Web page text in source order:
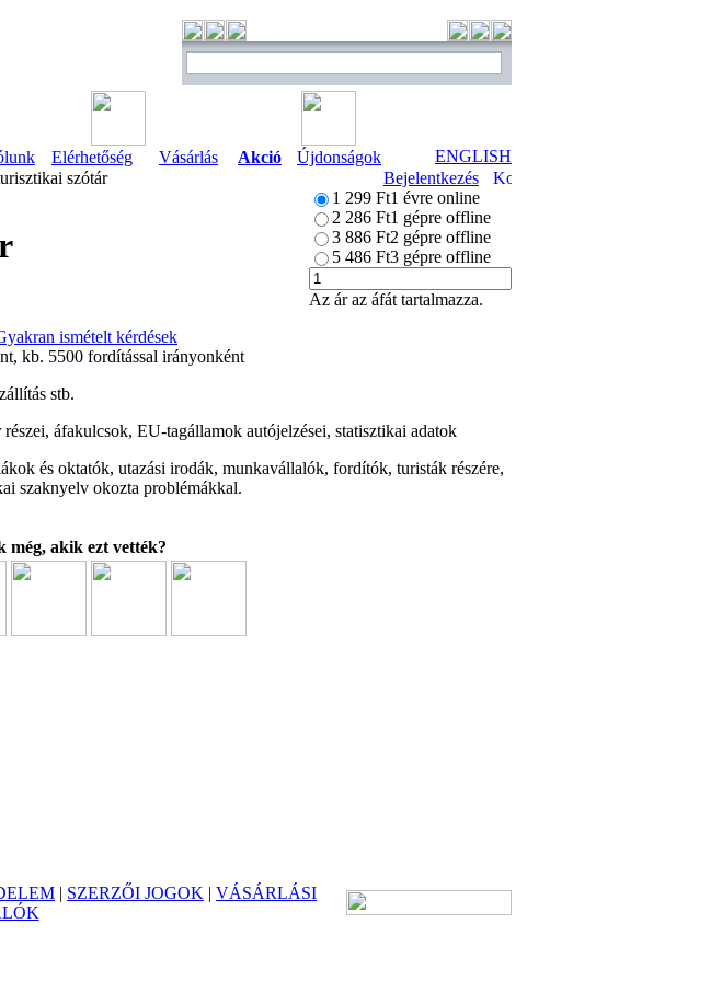
Elérhetőség Vásárlás Akció Újdonságok
ENGLISH
szótár Bejelentkezés
1 299 Ft1 évre online
2 286 Ft1 gépre offline
3 886 Ft2 gépre offline
5 486 Ft3 gépre offline
Az ár az áfát tartalmazza.
ismételt kérdések
kb. 5500 fordítással irányonként
stb.
áfakulcsok, EU-tagállamok autójelzései, statisztikai adatok
és oktatók, utazási irodák, munkavállalók, fordítók, turisták részére,
szaknyelv okozta problémákkal.
még, akik ezt vették?
| SZERZŐI JOGOK | VÁSÁRLÁSI